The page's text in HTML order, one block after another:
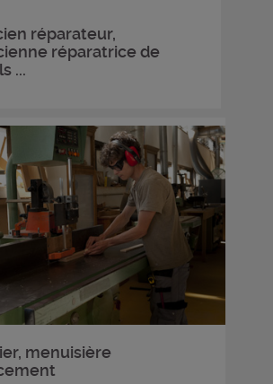
réparateur,
réparatrice de
...
menuisière